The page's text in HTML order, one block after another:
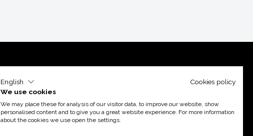
English
Cookies policy
We use cookies
We may place these for analysis of our visitor data, to improve our website, show
personalised content and to give you a great website experience. For more information
about the cookies we use open the settings.